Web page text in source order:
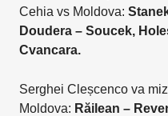
Cehia vs Moldova:
Doudera – Soucek,
Cvancara.
Serghei Cleșcenco va
Moldova: Răilean –